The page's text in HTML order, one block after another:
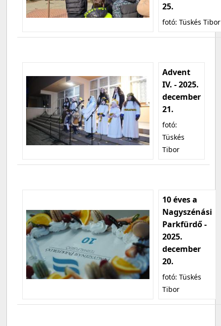
25.
fotó: Tüskés Tibor
Advent
IV. - 2025.
december
21.
fotó:
Tüskés
Tibor
10 éves a
Nagyszénási
Parkfürdő -
2025.
december
20.
fotó: Tüskés
Tibor